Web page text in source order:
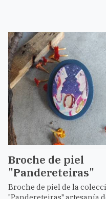
Broche de piel
"Pandereteiras"
Broche de piel de la
"Pandereteiras" artesanía